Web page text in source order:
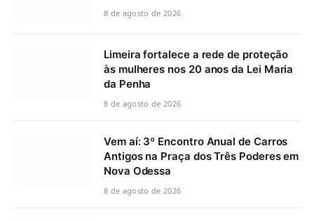
8 de agosto de 2026
Limeira fortalece a rede de proteção
às mulheres nos 20 anos da Lei Maria
da Penha
8 de agosto de 2026
Vem aí: 3º Encontro Anual de Carros
Antigos na Praça dos Três Poderes em
Nova Odessa
8 de agosto de 2026